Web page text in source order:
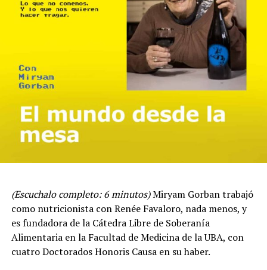
(Escuchalo completo: 6 minutos)Miryam Gorban trabajó
como nutricionista con Renée Favaloro, nada menos, y
es fundadora de la Cátedra Libre de Soberanía
Alimentaria en la Facultad de Medicina de la UBA, con
cuatro Doctorados Honoris Causa en su haber.